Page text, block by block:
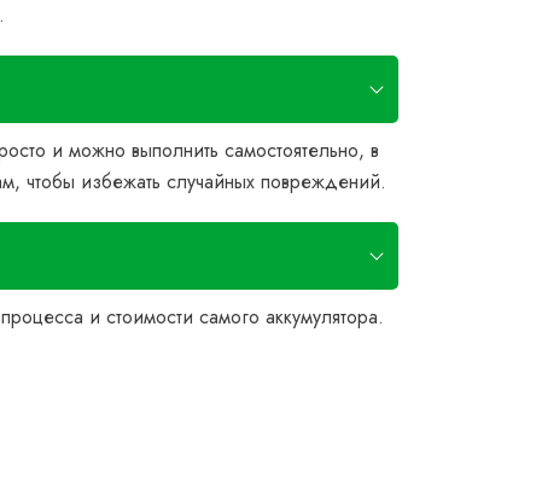
и можно выполнить самостоятельно, в
чтобы избежать случайных повреждений.
и стоимости самого аккумулятора.